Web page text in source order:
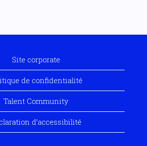
Site corporate
de confidentialité
Talent Community
d’accessibilité